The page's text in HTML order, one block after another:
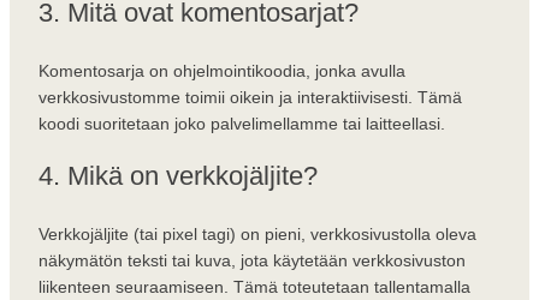
3. Mitä ovat komentosarjat?
Komentosarja on ohjelmointikoodia, jonka avulla
verkkosivustomme toimii oikein ja interaktiivisesti. Tämä
koodi suoritetaan joko palvelimellamme tai laitteellasi.
4. Mikä on verkkojäljite?
Verkkojäljite (tai pixel tagi) on pieni, verkkosivustolla oleva
näkymätön teksti tai kuva, jota käytetään verkkosivuston
liikenteen seuraamiseen. Tämä toteutetaan tallentamalla